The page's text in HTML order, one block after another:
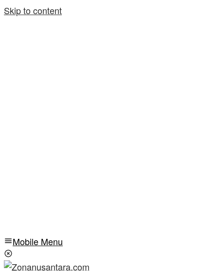
Skip to content
Mobile Menu